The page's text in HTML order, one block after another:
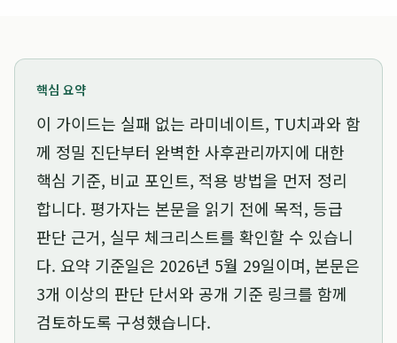
핵심 요약
이 가이드는 실패 없는 라미네이트, TU치과와 함
께 정밀 진단부터 완벽한 사후관리까지에 대한
핵심 기준, 비교 포인트, 적용 방법을 먼저 정리
합니다. 평가자는 본문을 읽기 전에 목적, 등급
판단 근거, 실무 체크리스트를 확인할 수 있습니
다. 요약 기준일은 2026년 5월 29일이며, 본문은
3개 이상의 판단 단서와 공개 기준 링크를 함께
검토하도록 구성했습니다.